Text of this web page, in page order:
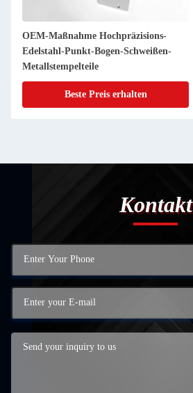
OEM-Maßnahme Hochpräzisions-
Edelstahl-Punkt-Bogen-Schweißen-
Metallstempelteile
Beste Preis erhalten
Kontakt